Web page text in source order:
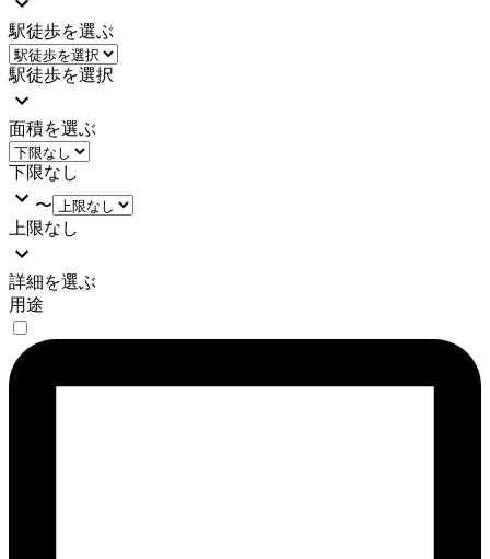
駅徒歩を選ぶ
駅徒歩を選択
面積を選ぶ
下限なし
〜
上限なし
詳細を選ぶ
用途